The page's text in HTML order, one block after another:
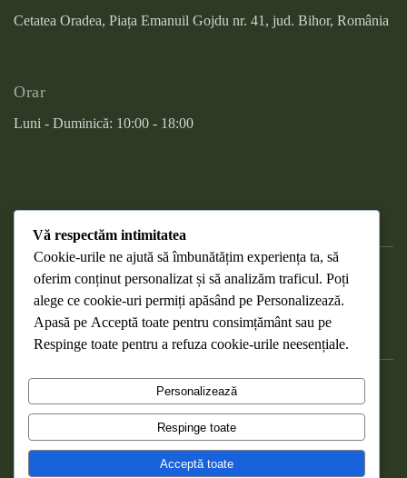
Cetatea Oradea, Piața Emanuil Gojdu nr. 41, jud. Bihor, România
Orar
Luni - Duminică: 10:00 - 18:00
DESPRE COOKIES
RETURNAREA PRODUSELOR
WEBMAIL
POLITICA DE CONFIDENȚIALITATE
TERMENI ȘI CONDIȚII
Copyright Nucela Verde ©2026. Toate drepturile rezervate .
NRGO Web Design team.
Vă respectăm intimitatea
Cookie-urile ne ajută să îmbunătățim experiența ta, să
oferim conținut personalizat și să analizăm traficul. Poți
alege ce cookie-uri permiți apăsând pe Personalizează.
Apasă pe Acceptă toate pentru consimțământ sau pe
Respinge toate pentru a refuza cookie-urile neesențiale.
Personalizează
Respinge toate
Acceptă toate